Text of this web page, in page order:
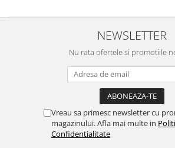
NEWSLETTER
Nu rata ofertele si promotiile
Vreau sa primesc newsletter cu
magazinului. Afla mai multe in
Confidentialitate